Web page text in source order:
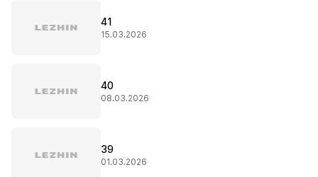
41
15.03.2026
40
08.03.2026
39
01.03.2026